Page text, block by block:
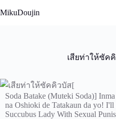
to
MikuDoujin
เสียท่าให้ซัค
Soda Batake (Muteki Soda)]
na Oshioki de Tatakaun da yo!
Succubus Lady With Sexual